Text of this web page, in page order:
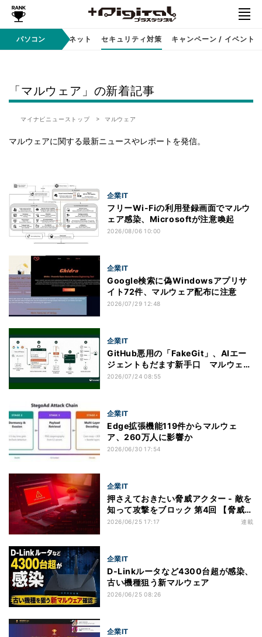
パソコン
ソフト インターネット セキュリティ対策 キャンペーン / イベント
「マルウェア」の新着記事
マイナビニューストップ マルウェア
マルウェアに関する最新ニュースやレポートを発信。
企業IT
フリーWi-Fiの利用登録画面でマルウ
ェア感染、Microsoftが注意喚起
2026/08/06 10:00
企業IT
Google検索に偽Windowsアプリサ
イト72件、マルウェア配布に注意
2026/07/29 12:48
企業IT
GitHub悪用の「FakeGit」、AIエー
ジェントもだます新手口 マルウェア
1400万回ダウンロード
2026/07/24 08:55
企業IT
Edge拡張機能119件からマルウェ
ア、260万人に影響か
2026/06/30 17:54
企業IT
押さえておきたい脅威アクター - 敵を
知って攻撃をブロック 第4回 【脅威ア
クター解説】Lazarusとは？日本も標
2026/06/25 17:17 連載
企業IT
D-Linkルータなど4300台超が感染、
古い機種狙う新マルウェア
2026/06/25 08:26
企業IT